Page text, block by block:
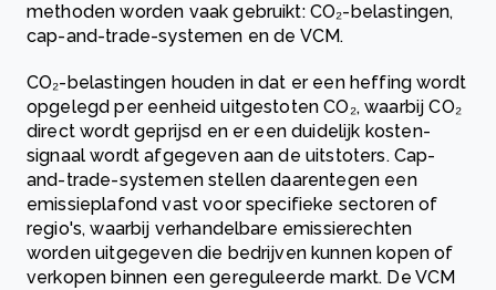
methoden worden vaak gebruikt: CO₂-belastingen,
cap-and-trade-systemen en de VCM.
CO₂-belastingen houden in dat er een heffing wordt
opgelegd per eenheid uitgestoten CO₂, waarbij CO₂
direct wordt geprijsd en er een duidelijk kosten-
signaal wordt afgegeven aan de uitstoters. Cap-
and-trade-systemen stellen daarentegen een
emissieplafond vast voor specifieke sectoren of
regio's, waarbij verhandelbare emissierechten
worden uitgegeven die bedrijven kunnen kopen of
verkopen binnen een gereguleerde markt. De VCM